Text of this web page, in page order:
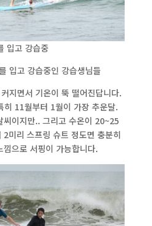
입고 강습중
입고 강습중인 강습생님들
지면서 기온이 뚝 떨어진답니다.
11월부터 1월이 가장 추운달.
씨이지만.. 그리고 수온이 20~25
미리 스프링 슈트 정도면 충분히
으로 서핑이 가능합니다.